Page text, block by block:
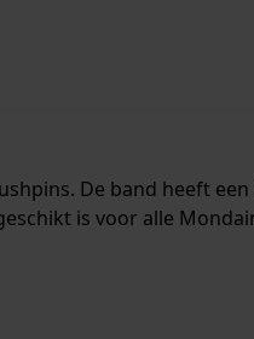
De band heeft
is voor alle